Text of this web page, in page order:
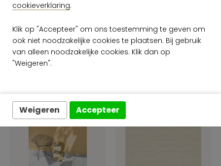
cookieverklaring.
Klik op "Accepteer" om ons toestemming te geven om
ook niet noodzakelijke cookies te plaatsen. Bij gebruik
van alleen noodzakelijke cookies. Klik dan op
"Weigeren".
Weigeren Accepteer
€ 189,00 per rol
Op voorraad Op voorraad